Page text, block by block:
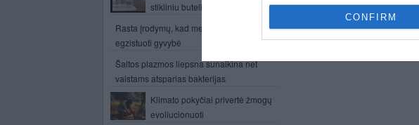
CONFIRM
stikliniu buteliu
Rasta įrodymų, kad meteorituose gali
egzistuoti gyvybė
Šaltos plazmos liepsna sunaikina net
vaistams atsparias bakterijas
Klimato pokyčiai privertė žmogų
evoliucionuoti